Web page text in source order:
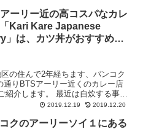
ーリー近の高コスパなカレ
Kari Kare Japanese
」は、カツ丼がおすすめ
の住んで2年経ちます、バンコク
りBTSアーリー近くのカレー店
紹介します。 最近は自炊する事が
、以前は週２...2019.12.19 2019.12.20
クのアーリーソイ１にある